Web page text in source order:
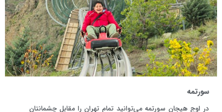
سورتمه
در اوج هیجان سورتمه می‌توانید تمام تهران را مقابل چشمانتان